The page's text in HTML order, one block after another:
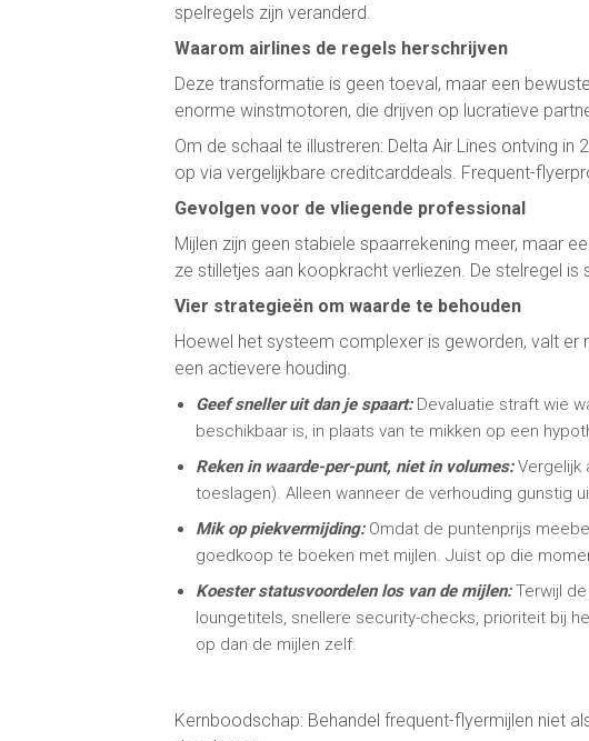
spelregels zijn veranderd.
Waarom airlines de regels herschrijven
Deze transformatie is geen toeval, maar een
enorme winstmotoren, die drijven op lucratieve
Om de schaal te illustreren: Delta Air Lines ontving
op via vergelijkbare creditcarddeals. Frequent-
Gevolgen voor de vliegende professional
Mijlen zijn geen stabiele spaarrekening meer, maar
ze stilletjes aan koopkracht verliezen. De stelregel
Vier strategieën om waarde te behouden
Hoewel het systeem complexer is geworden, valt
een actievere houding.
Geef sneller uit dan je spaart:Devaluatie straft wie
beschikbaar is, in plaats van te mikken op een
Reken in waarde-per-punt, niet in volumes:Vergelijk
toeslagen). Alleen wanneer de verhouding gunstig
Mik op piekvermijding: Omdat de puntenprijs
goedkoop te boeken met mijlen. Juist op die
Koester statusvoordelen los van de mijlen:Terwijl
loungetitels, snellere security-checks, prioriteit bij
op dan de mijlen zelf.
Kernboodschap: Behandel frequent-flyermijlen niet